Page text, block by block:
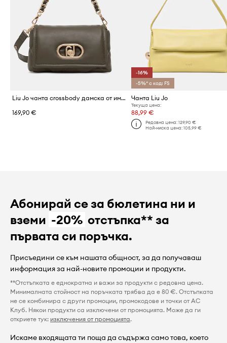
Liu Jo чанта crossbody дамска от имитация на кожа
169,90 €
-16%
-5%* с код: FS
Чанта Liu Jo
Текуща цена:
88,99 €
Редовна цена: 129,90 €
Най-ниска цена: 105,99 €
Абонирай се за бюлетина ни и
вземи -20% отстъпка** за
първата си поръчка.
Присъедини се към нашата общност, за да получаваш
информация за най-новите промоции и продукти.
**Отстъпката е еднократна и важи за продукти с редовна цена.
Минималната стойност на поръчката трябва да е 80 €. Отстъпката
не се комбинира с други промоции, промокодове и точки от AC
Клуб. Някои продукти са изключени от промоцията. Може да ги
откриете тук: изключения от промоцията.
Искаме входящата ти поща да съдържа само това, което